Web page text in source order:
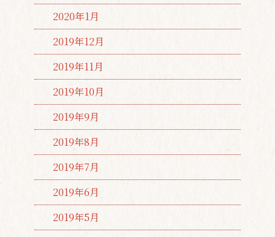
2020年1月
2019年12月
2019年11月
2019年10月
2019年9月
2019年8月
2019年7月
2019年6月
2019年5月